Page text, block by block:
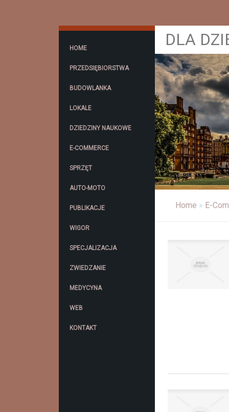
HOME
PRZEDSIĘBIORSTWA
BUDOWLANKA
LOKALE
DZIEDZINY NAUKOWE
E-COMMERCE
SPRZĘT
AUTO-MOTO
PUBLIKACJE
WIGOR
SPECJALIZACJA
ZWIEDZANIE
MEDYCYNA
WEB
KONTAKT
DLA
Home » E-